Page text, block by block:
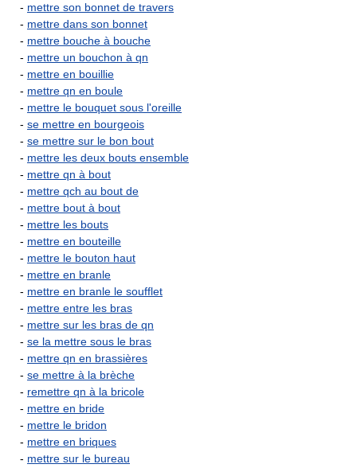
- mettre son bonnet de travers
- mettre dans son bonnet
- mettre bouche à bouche
- mettre un bouchon à qn
- mettre en bouillie
- mettre qn en boule
- mettre le bouquet sous l'oreille
- se mettre en bourgeois
- se mettre sur le bon bout
- mettre les deux bouts ensemble
- mettre qn à bout
- mettre qch au bout de
- mettre bout à bout
- mettre les bouts
- mettre en bouteille
- mettre le bouton haut
- mettre en branle
- mettre en branle le soufflet
- mettre entre les bras
- mettre sur les bras de qn
- se la mettre sous le bras
- mettre qn en brassières
- se mettre à la brèche
- remettre qn à la bricole
- mettre en bride
- mettre le bridon
- mettre en briques
- mettre sur le bureau